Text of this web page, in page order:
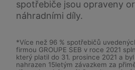
spotřebiče jsou opraveny
náhradními díly.
*Více než 96 % spotřebičů
firmou GROUPE SEB v roce 2021
který platil do 31. prosince 2021 a
nahrazen 15letým závazkem za